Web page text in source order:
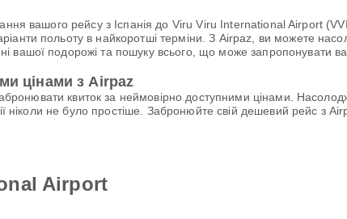
вашого рейсу з Іспанія до Viru Viru International Airport
польоту в найкоротші терміни. З Airpaz, ви можете
подорожі та пошуку всього, що може запропонувати
цінами з Airpaz
квиток за неймовірно доступними цінами.
не було простіше. Забронюйте свій дешевий рейс з
Airport